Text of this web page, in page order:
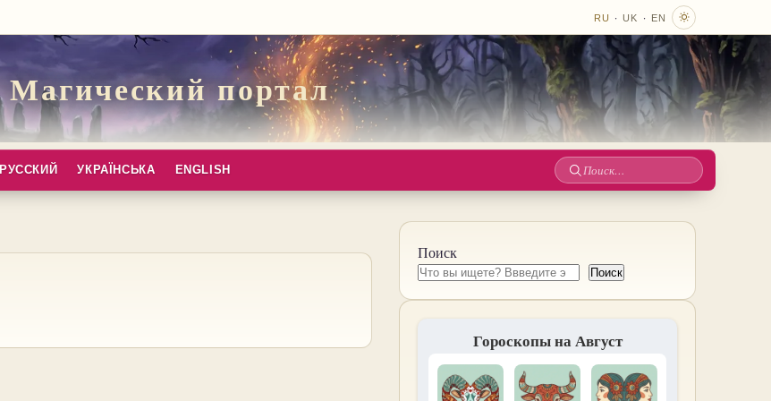
RU · UK · EN
Магический портал
РУССКИЙ УКРАЇНСЬКА ENGLISH
Поиск
Поиск
Поиск
Гороскопы на Август